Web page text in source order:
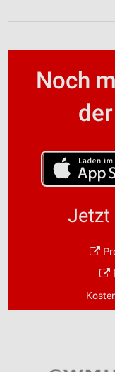
Noch
Jetzt